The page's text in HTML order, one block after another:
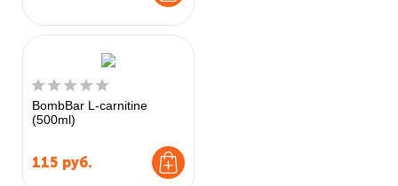
BombBar L-carnitine
(500ml)
115 руб.